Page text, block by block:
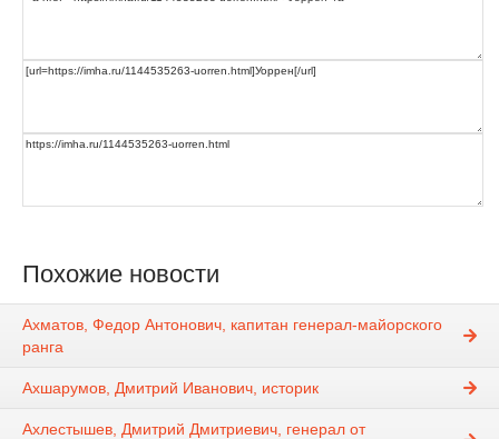
Похожие новости
Ахматов, Федор Антонович, капитан генерал-майорского
ранга
Ахшарумов, Дмитрий Иванович, историк
Ахлестышев, Дмитрий Дмитриевич, генерал от